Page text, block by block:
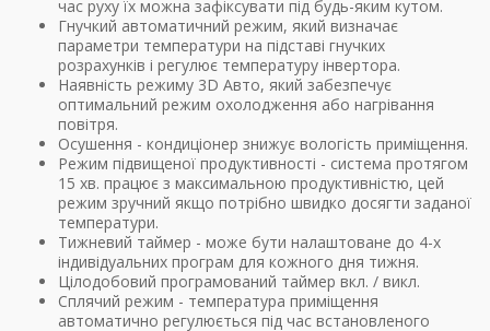
час руху їх можна зафіксувати під будь-яким кутом.
Гнучкий автоматичний режим, який визначає
параметри температури на підставі гнучких
розрахунків і регулює температуру інвертора.
Наявність режиму 3D Авто, який забезпечує
оптимальний режим охолодження або нагрівання
повітря.
Осушення - кондиціонер знижує вологість приміщення.
Режим підвищеної продуктивності - система протягом
15 хв. працює з максимальною продуктивністю, цей
режим зручний якщо потрібно швидко досягти заданої
температури.
Тижневий таймер - може бути налаштоване до 4-х
індивідуальних програм для кожного дня тижня.
Цілодобовий програмований таймер вкл. / викл.
Сплячий режим - температура приміщення
автоматично регулюється під час встановленого